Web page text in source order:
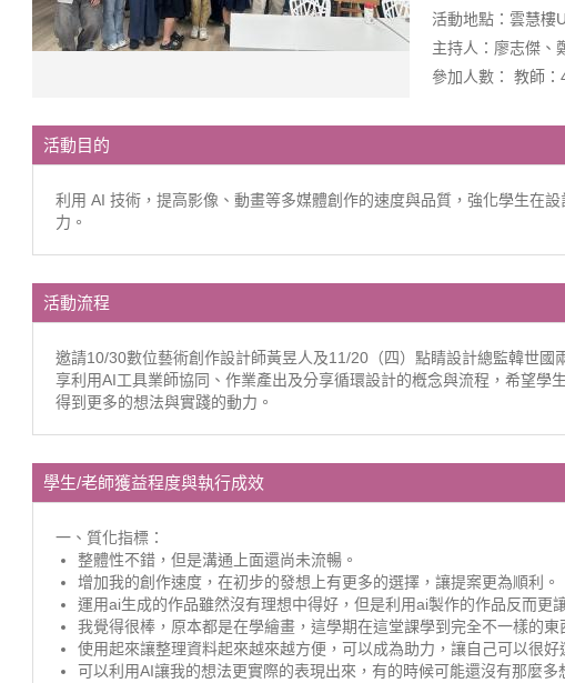
活動地點：雲慧樓
主持人：廖志傑、
參加人數： 教師
活動目的
利用 AI 技術，提高影像、動畫等多媒體創作的速度與品質，強化學生在
力。
活動流程
邀請10/30數位藝術創作設計師黃昱人及11/20（四）點睛設計總監韓世國
享利用AI工具業師協同、作業產出及分享循環設計的槪念與流程，希望學
得到更多的想法與實踐的動力。
學生/老師獲益程度與執行成效
一、質化指標：
整體性不錯，但是溝通上面還尚未流暢。
增加我的創作速度，在初步的發想上有更多的選擇，讓提案更為順利。
運用ai生成的作品雖然沒有理想中得好，但是利用ai製作的作品反而更
我覺得很棒，原本都是在學繪畫，這學期在這堂課學到完全不一樣的東
使用起來讓整理資料起來越來越方便，可以成為助力，讓自己可以很好
可以利用AI讓我的想法更實際的表現出來，有的時候可能還沒有那麼